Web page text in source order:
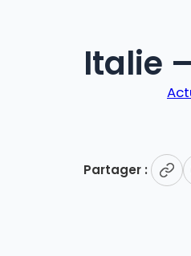
Italie
Partager :